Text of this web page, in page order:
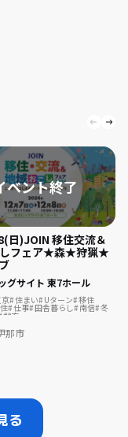
日)JOIN 移住交流＆
しフェア★森★狩猟★
グサイト 東7ホール
住まい Uターン 移住
仕事 田舎暮らし 南信 冬
地方
那市
る